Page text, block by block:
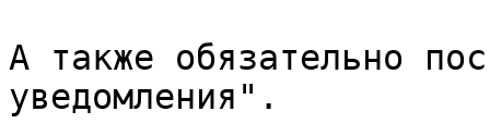
А также обязательно
уведомления".